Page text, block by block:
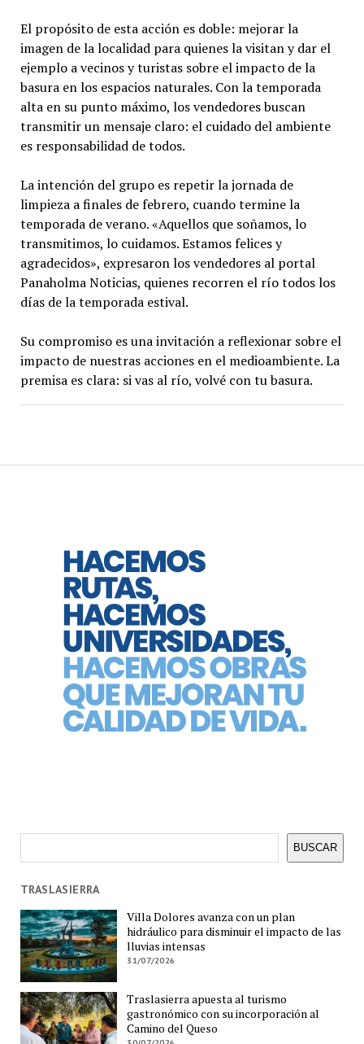
BUSCAR
TRASLASIERRA
Villa Dolores avanza con un plan
hidráulico para disminuir el impacto de las
lluvias intensas
31/07/2026
Traslasierra apuesta al turismo
gastronómico con su incorporación al
Camino del Queso
El propósito de esta acción es doble: mejorar la
imagen de la localidad para quienes la visitan y dar el
ejemplo a vecinos y turistas sobre el impacto de la
basura en los espacios naturales. Con la temporada
alta en su punto máximo, los vendedores buscan
transmitir un mensaje claro: el cuidado del ambiente
es responsabilidad de todos.
La intención del grupo es repetir la jornada de
limpieza a finales de febrero, cuando termine la
temporada de verano. «Aquellos que soñamos, lo
transmitimos, lo cuidamos. Estamos felices y
agradecidos», expresaron los vendedores al portal
Panaholma Noticias, quienes recorren el río todos los
días de la temporada estival.
Su compromiso es una invitación a reflexionar sobre el
impacto de nuestras acciones en el medioambiente. La
premisa es clara: si vas al río, volvé con tu basura.